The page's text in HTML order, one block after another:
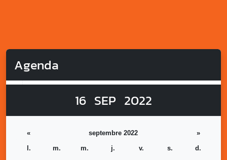
Agenda
16 SEP 2022
« septembre 2022
»
l.
m. m. j. v. s. d.